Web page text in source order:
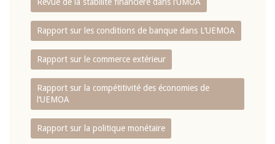
Rapport sur les conditions de banque dans L‘UEMOA
Rapport sur le commerce extérieur
Rapport sur la compétitivité des économies de
l‘UEMOA
Rapport sur la politique monétaire